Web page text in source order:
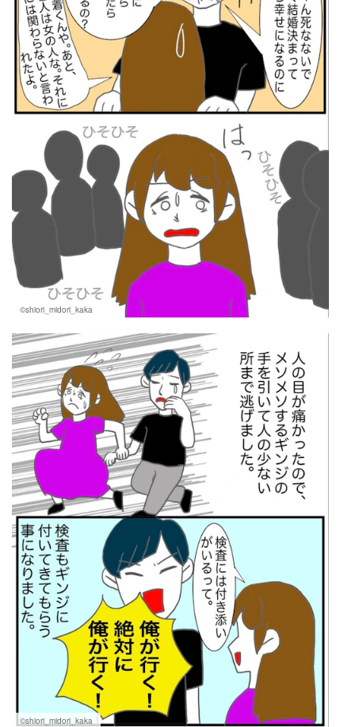
©shiori_midori_kaka
©shiori_midori_kaka